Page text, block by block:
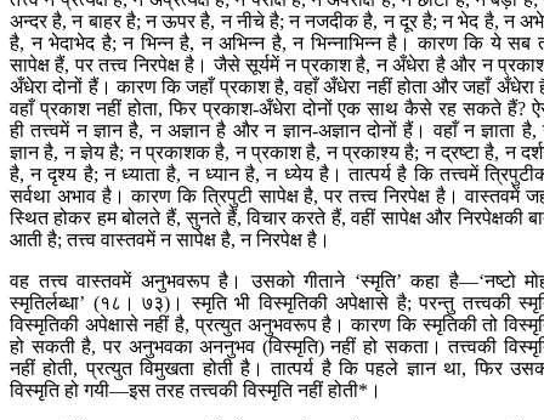
अन्दर है, न बाहर है; न ऊपर है, न नीचे है; न नजदीक है, न दूर है; न भेद है, न
है, न भेदाभेद है; न भिन्न है, न अभिन्न है, न भिन्नाभिन्न है। कारण कि ये सब
सापेक्ष हैं, पर तत्त्व निरपेक्ष है। जैसे सूर्यमें न प्रकाश है, न अँधेरा है और न
अँधेरा दोनों हैं। कारण कि जहाँ प्रकाश है, वहाँ अँधेरा नहीं होता और जहाँ अँधेरा
वहाँ प्रकाश नहीं होता, फिर प्रकाश-अँधेरा दोनों एक साथ कैसे रह सकते हैं?
ही तत्त्वमें न ज्ञान है, न अज्ञान है और न ज्ञान-अज्ञान दोनों हैं। वहाँ न ज्ञाता है,
ज्ञान है, न ज्ञेय है; न प्रकाशक है, न प्रकाश है, न प्रकाश्य है; न द्रष्टा है, न
है, न दृश्य है; न ध्याता है, न ध्यान है, न ध्येय है। तात्पर्य है कि तत्त्वमें
सर्वथा अभाव है। कारण कि त्रिपुटी सापेक्ष है, पर तत्त्व निरपेक्ष है। वास्तवमें
स्थित होकर हम बोलते हैं, सुनते हैं, विचार करते हैं, वहीं सापेक्ष और निरपेक्षकी
आती है; तत्त्व वास्तवमें न सापेक्ष है, न निरपेक्ष है।
वह तत्त्व वास्तवमें अनुभवरूप है। उसको गीताने ‘स्मृति’ कहा है—‘नष्टो
स्मृतिर्लब्धा’ (१८। ७३)। स्मृति भी विस्मृतिकी अपेक्षासे है; परन्तु तत्त्वकी
विस्मृतिकी अपेक्षासे नहीं है, प्रत्युत अनुभवरूप है। कारण कि स्मृतिकी तो
हो सकती है, पर अनुभवका अननुभव (विस्मृति) नहीं हो सकता। तत्त्वकी
नहीं होती, प्रत्युत विमुखता होती है। तात्पर्य है कि पहले ज्ञान था, फिर
विस्मृति हो गयी—इस तरह तत्त्वकी विस्मृति नहीं होती*।